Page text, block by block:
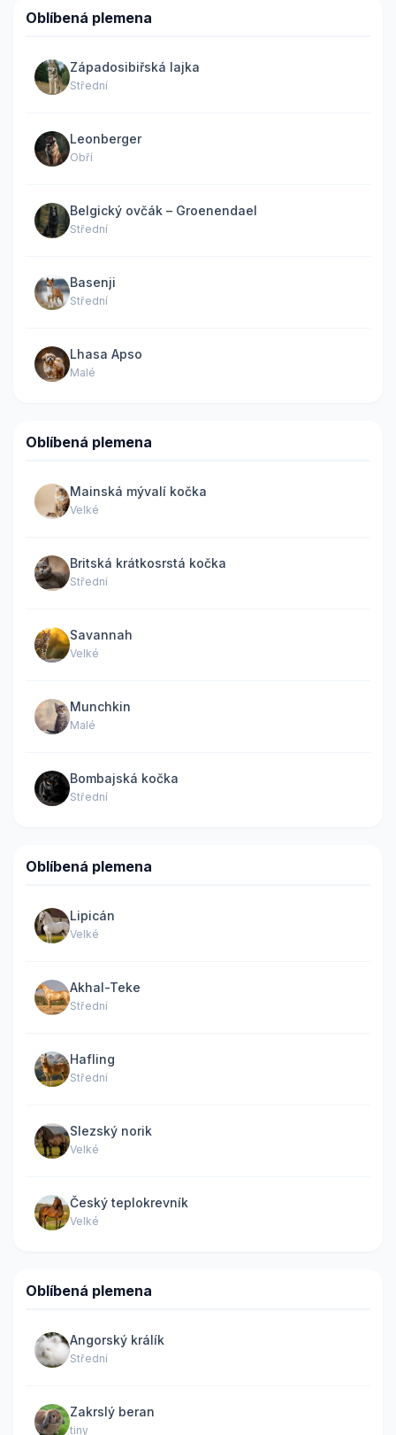
Oblíbená plemena
Západosibiřská lajka
Střední
Leonberger
Obří
Belgický ovčák – Groenendael
Střední
Basenji
Střední
Lhasa Apso
Malé
Oblíbená plemena
Mainská mývalí kočka
Velké
Britská krátkosrstá kočka
Střední
Savannah
Velké
Munchkin
Malé
Bombajská kočka
Střední
Oblíbená plemena
Lipicán
Velké
Akhal-Teke
Střední
Hafling
Střední
Slezský norik
Velké
Český teplokrevník
Velké
Oblíbená plemena
Angorský králík
Střední
Zakrslý beran
tiny